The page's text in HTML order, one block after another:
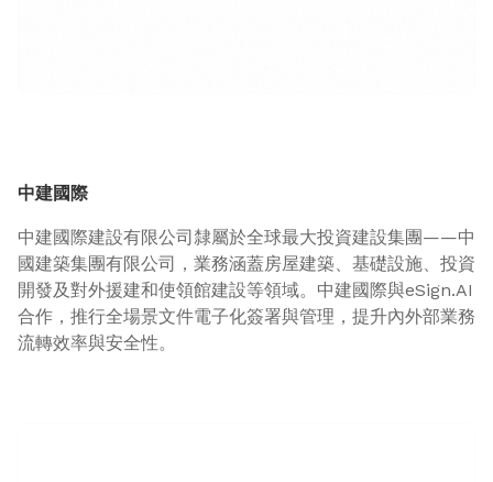
中建國際
中建國際建設有限公司隸屬於全球最大投資建設集團——中
國建築集團有限公司，業務涵蓋房屋建築、基礎設施、投資
開發及對外援建和使領館建設等領域。中建國際與eSign.AI
合作，推行全場景文件電子化簽署與管理，提升內外部業務
流轉效率與安全性。